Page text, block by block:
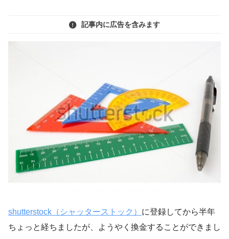
記事内に広告を含みます
shutterstock（シャッターストック） に登録してから半年
ちょっと経ちましたが、ようやく換金することができまし